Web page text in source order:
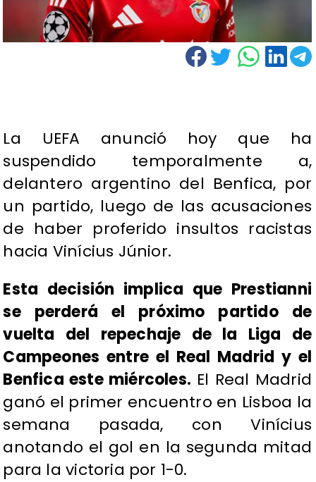
La UEFA anunció hoy que ha
suspendido temporalmente a,
delantero argentino del Benfica, por
un partido, luego de las acusaciones
de haber proferido insultos racistas
hacia Vinícius Júnior.
Esta decisión implica que Prestianni
se perderá el próximo partido de
vuelta del repechaje de la Liga de
Campeones entre el Real Madrid y el
Benfica este miércoles. El Real Madrid
ganó el primer encuentro en Lisboa la
semana pasada, con Vinícius
anotando el gol en la segunda mitad
para la victoria por 1-0.